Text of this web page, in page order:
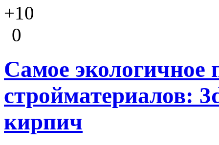
+10
0
Самое экологичное
стройматериалов:
кирпич